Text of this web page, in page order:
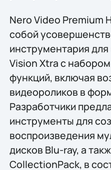
Nero Video Premium
собой
инструментария
Vision Xtra с
функций, включая
видеороликов в
Разработчики
инструменты для
воспроизведения
дисков Blu-ray, а
CollectionPack, в